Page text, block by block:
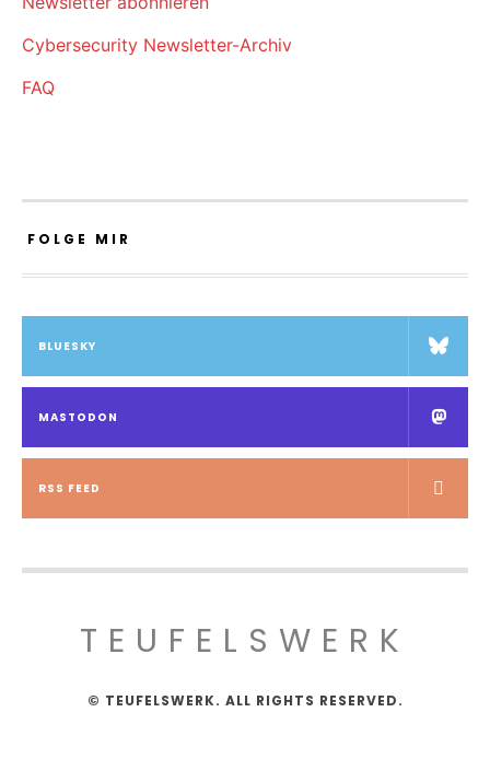
Cybersecurity Newsletter-Archiv
FAQ
FOLGE MIR
BLUESKY
MASTODON
RSS FEED
TEUFELSWERK
© TEUFELSWERK. ALL RIGHTS RESERVED.